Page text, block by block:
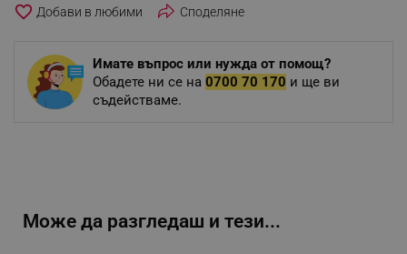
favorite_border Споделяне
Имате въпрос или нужда от помощ?
Обадете ни се на 0700 70 170 и ще ви
съдействаме.
Може да разгледаш и тези...